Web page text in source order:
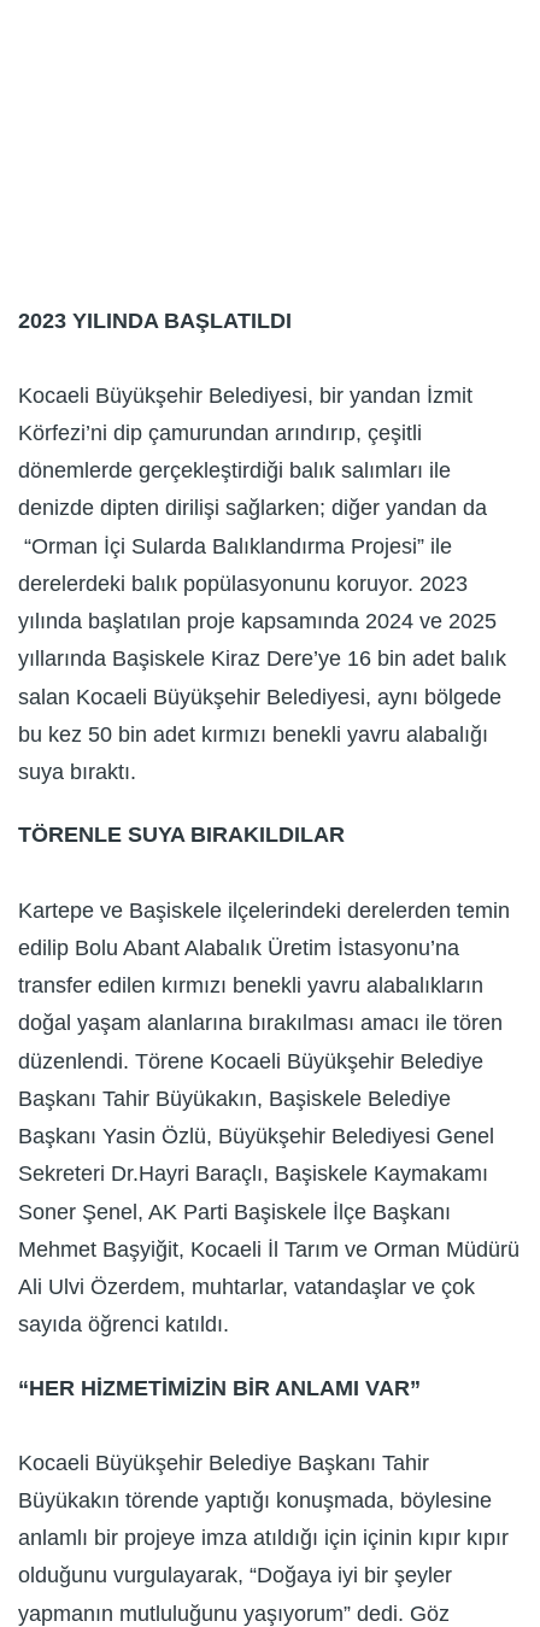
2023 YILINDA BAŞLATILDI
Kocaeli Büyükşehir Belediyesi, bir yandan İzmit
Körfezi’ni dip çamurundan arındırıp, çeşitli
dönemlerde gerçekleştirdiği balık salımları ile
denizde dipten dirilişi sağlarken; diğer yandan da
“Orman İçi Sularda Balıklandırma Projesi” ile
derelerdeki balık popülasyonunu koruyor. 2023
yılında başlatılan proje kapsamında 2024 ve 2025
yıllarında Başiskele Kiraz Dere’ye 16 bin adet balık
salan Kocaeli Büyükşehir Belediyesi, aynı bölgede
bu kez 50 bin adet kırmızı benekli yavru alabalığı
suya bıraktı.
TÖRENLE SUYA BIRAKILDILAR
Kartepe ve Başiskele ilçelerindeki derelerden temin
edilip Bolu Abant Alabalık Üretim İstasyonu’na
transfer edilen kırmızı benekli yavru alabalıkların
doğal yaşam alanlarına bırakılması amacı ile tören
düzenlendi. Törene Kocaeli Büyükşehir Belediye
Başkanı Tahir Büyükakın, Başiskele Belediye
Başkanı Yasin Özlü, Büyükşehir Belediyesi Genel
Sekreteri Dr.Hayri Baraçlı, Başiskele Kaymakamı
Soner Şenel, AK Parti Başiskele İlçe Başkanı
Mehmet Başyiğit, Kocaeli İl Tarım ve Orman Müdürü
Ali Ulvi Özerdem, muhtarlar, vatandaşlar ve çok
sayıda öğrenci katıldı.
“HER HİZMETİMİZİN BİR ANLAMI VAR”
Kocaeli Büyükşehir Belediye Başkanı Tahir
Büyükakın törende yaptığı konuşmada, böylesine
anlamlı bir projeye imza atıldığı için içinin kıpır kıpır
olduğunu vurgulayarak, “Doğaya iyi bir şeyler
yapmanın mutluluğunu yaşıyorum” dedi. Göz